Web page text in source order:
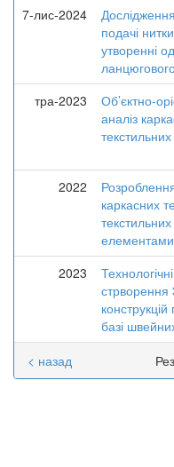
7-лис-2024
подачі
утворенні
тра-2023
Об’єктно-
аналіз
2022
каркасних
2023
стрворення
базі
< назад